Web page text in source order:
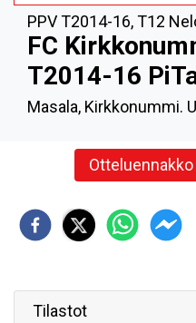
PPV T2014-16,T12
FC
T2014-16
Masala, Kirkkonummi.
Otteluennakko
Tilastot